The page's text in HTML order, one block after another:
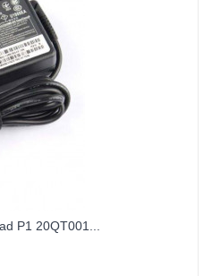
P1 20QT001...